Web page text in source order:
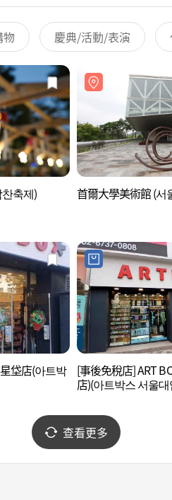
物 慶典/活動/表演
축제) 首爾大學美術館 (서
垈店(아트박
[事後免稅店] ART
店)(아트박스 서울
查看更多